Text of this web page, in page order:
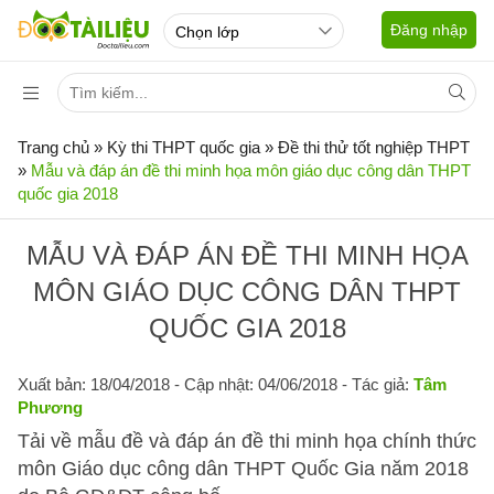
Đăng nhập
Trang chủ » Kỳ thi THPT quốc gia » Đề thi thử tốt nghiệp THPT
» Mẫu và đáp án đề thi minh họa môn giáo dục công dân THPT
quốc gia 2018
MẪU VÀ ĐÁP ÁN ĐỀ THI MINH HỌA
MÔN GIÁO DỤC CÔNG DÂN THPT
QUỐC GIA 2018
Xuất bản: 18/04/2018 - Cập nhật: 04/06/2018 - Tác giả: Tâm
Phương
Tải về mẫu đề và đáp án đề thi minh họa chính thức
môn Giáo dục công dân THPT Quốc Gia năm 2018